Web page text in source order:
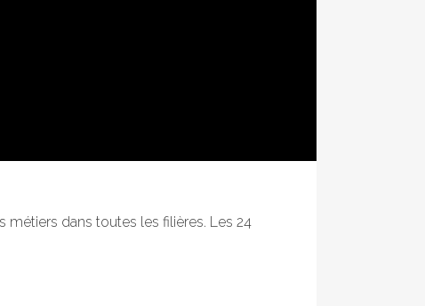
dans toutes les filières. Les 24